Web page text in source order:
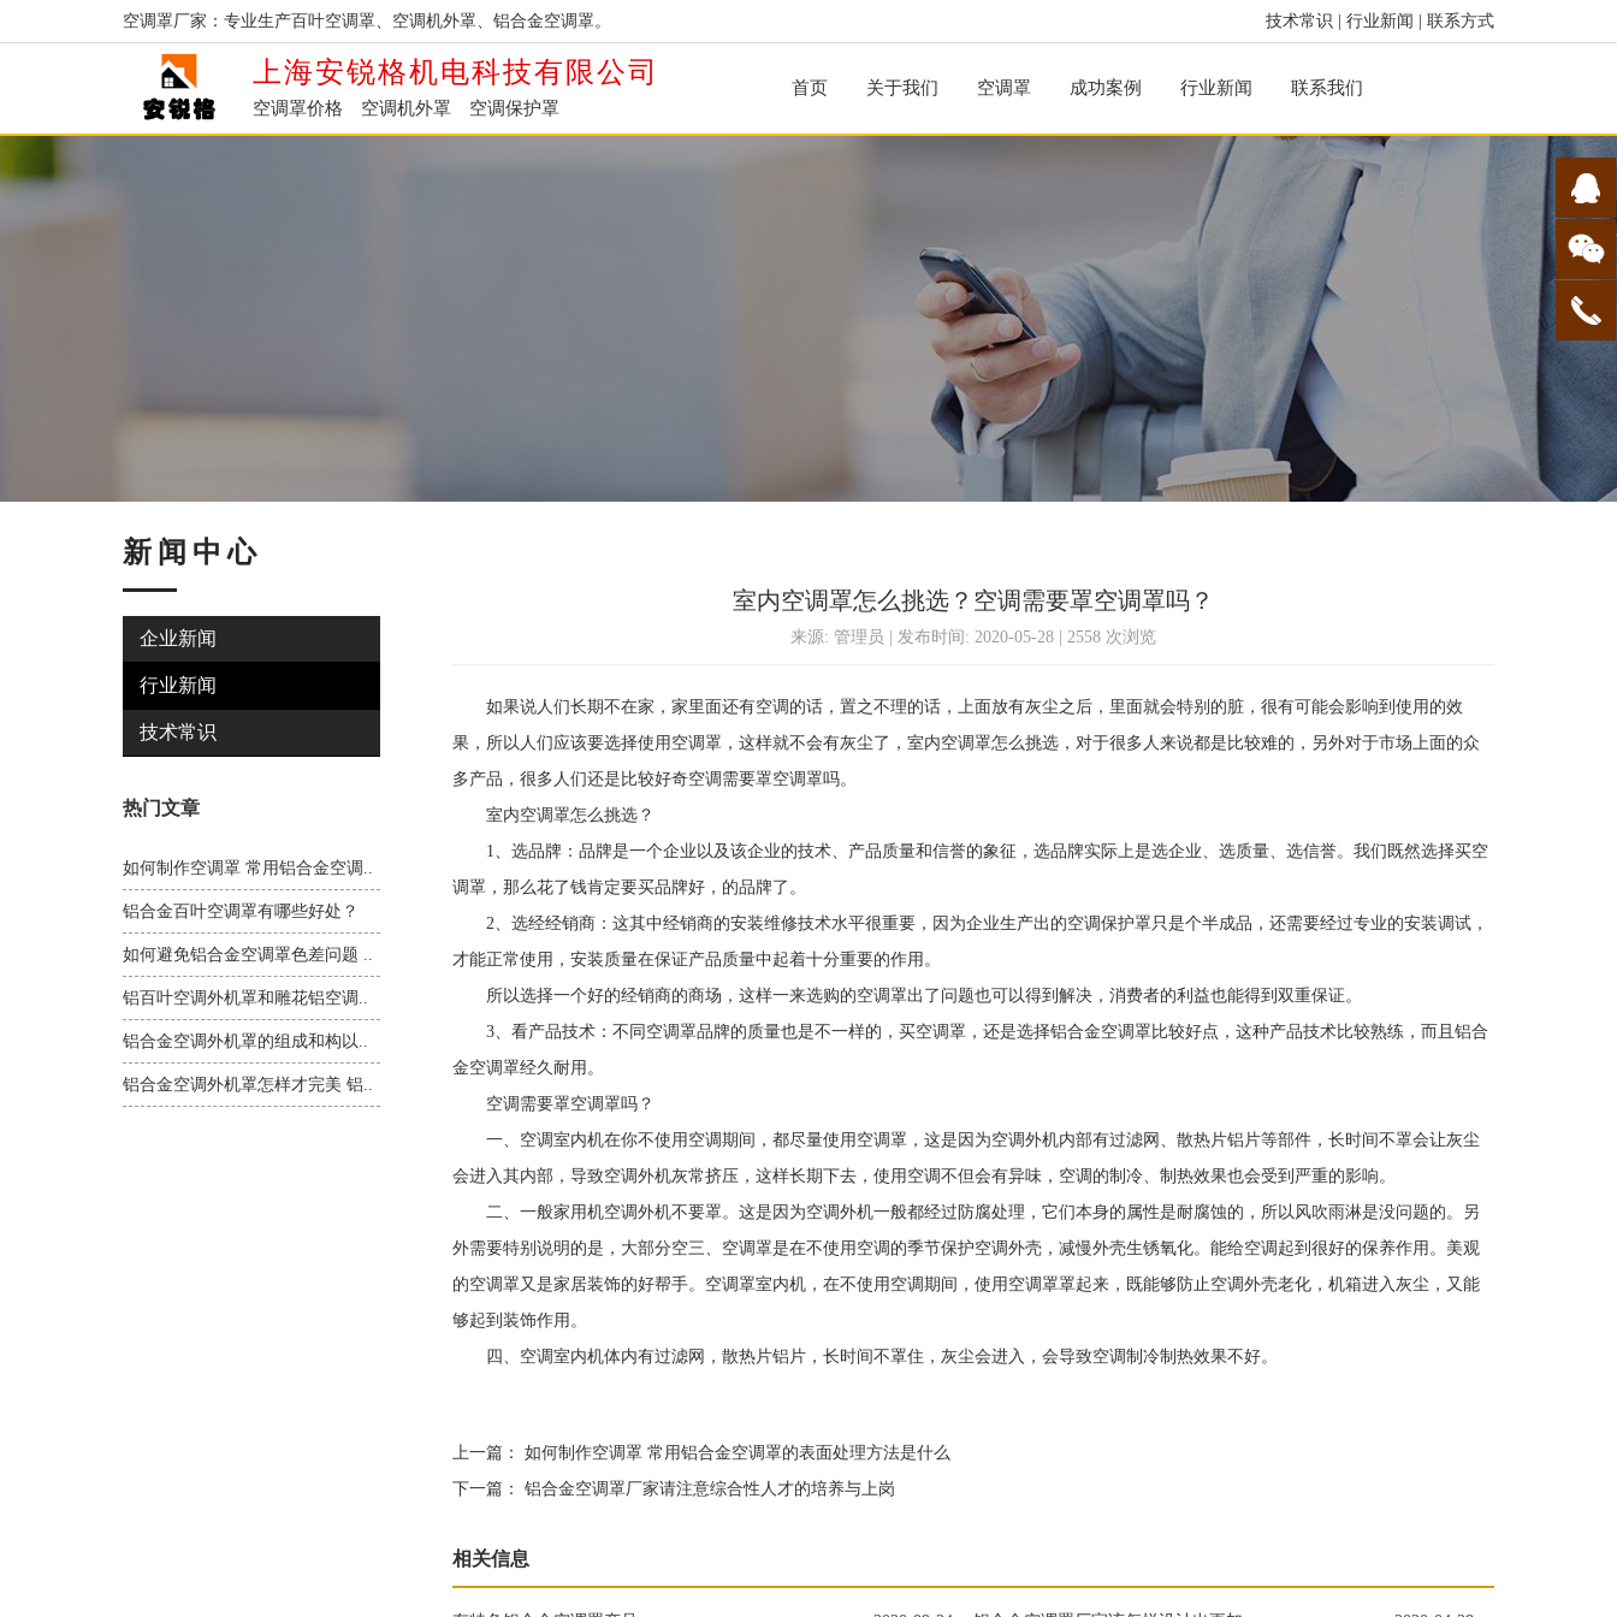
技术常识 行业新闻 联系方式
空调罩厂家：专业生产百叶空调罩、空调机外罩、铝合金空调罩。
上海安锐格机电科技有限公司
空调罩价格 空调机外罩 空调保护罩
首页 关于我们 空调罩 成功案例 行业新闻 联系我们
新闻中心
企业新闻
行业新闻
技术常识
热门文章
如何制作空调罩 常用铝合金空调..
铝合金百叶空调罩有哪些好处？
如何避免铝合金空调罩色差问题 ..
铝百叶空调外机罩和雕花铝空调..
铝合金空调外机罩的组成和构以..
铝合金空调外机罩怎样才完美 铝..
室内空调罩怎么挑选？空调需要罩空调罩吗？
来源: 管理员 | 发布时间: 2020-05-28 | 2558 次浏览
如果说人们长期不在家，家里面还有空调的话，置之不理的话，上面放有灰尘之后，里面就会特别的脏，很有可能会影响到使用的效
果，所以人们应该要选择使用空调罩，这样就不会有灰尘了，室内空调罩怎么挑选，对于很多人来说都是比较难的，另外对于市场上面的众
多产品，很多人们还是比较好奇空调需要罩空调罩吗。
室内空调罩怎么挑选？
1、选品牌：品牌是一个企业以及该企业的技术、产品质量和信誉的象征，选品牌实际上是选企业、选质量、选信誉。我们既然选择买空
调罩，那么花了钱肯定要买品牌好，的品牌了。
2、选经经销商：这其中经销商的安装维修技术水平很重要，因为企业生产出的空调保护罩只是个半成品，还需要经过专业的安装调试，
才能正常使用，安装质量在保证产品质量中起着十分重要的作用。
所以选择一个好的经销商的商场，这样一来选购的空调罩出了问题也可以得到解决，消费者的利益也能得到双重保证。
3、看产品技术：不同空调罩品牌的质量也是不一样的，买空调罩，还是选择铝合金空调罩比较好点，这种产品技术比较熟练，而且铝合
金空调罩经久耐用。
空调需要罩空调罩吗？
一、空调室内机在你不使用空调期间，都尽量使用空调罩，这是因为空调外机内部有过滤网、散热片铝片等部件，长时间不罩会让灰尘
会进入其内部，导致空调外机灰常挤压，这样长期下去，使用空调不但会有异味，空调的制冷、制热效果也会受到严重的影响。
二、一般家用机空调外机不要罩。这是因为空调外机一般都经过防腐处理，它们本身的属性是耐腐蚀的，所以风吹雨淋是没问题的。另
外需要特别说明的是，大部分空三、空调罩是在不使用空调的季节保护空调外壳，减慢外壳生锈氧化。能给空调起到很好的保养作用。美观
的空调罩又是家居装饰的好帮手。空调罩室内机，在不使用空调期间，使用空调罩罩起来，既能够防止空调外壳老化，机箱进入灰尘，又能
够起到装饰作用。
四、空调室内机体内有过滤网，散热片铝片，长时间不罩住，灰尘会进入，会导致空调制冷制热效果不好。
上一篇：
如何制作空调罩 常用铝合金空调罩的表面处理方法是什么
下一篇：
铝合金空调罩厂家请注意综合性人才的培养与上岗
相关信息